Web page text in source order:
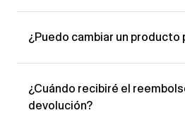
¿Puedo cambiar un producto
¿Cuándo recibiré el
devolución?